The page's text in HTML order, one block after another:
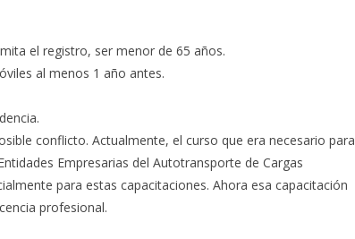
el registro, ser menor de 65 años.
al menos 1 año antes.
conflicto. Actualmente, el curso que era necesario para
Empresarias del Autotransporte de Cargas
para estas capacitaciones. Ahora esa capacitación
profesional.